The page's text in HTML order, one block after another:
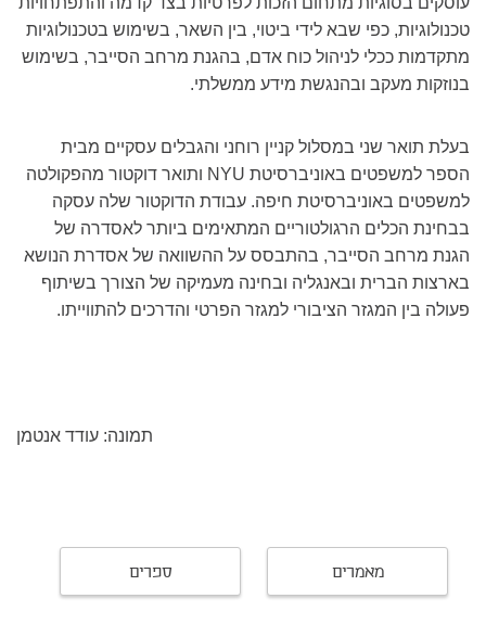
טכנולוגיות, כפי שבא לידי ביטוי, בין השאר, בשימוש בטכנולוגיות
מתקדמות ככלי לניהול כוח אדם, בהגנת מרחב הסייבר, בשימוש
בנוזקות מעקב ובהנגשת מידע ממשלתי.
בעלת תואר שני במסלול קניין רוחני והגבלים עסקיים מבית
הספר למשפטים באוניברסיטת NYU ותואר דוקטור מהפקולטה
למשפטים באוניברסיטת חיפה. עבודת הדוקטור שלה עסקה
בבחינת הכלים הרגולטוריים המתאימים ביותר לאסדרה של
הגנת מרחב הסייבר, בהתבסס על ההשוואה של אסדרת הנושא
בארצות הברית ובאנגליה ובחינה מעמיקה של הצורך בשיתוף
פעולה בין המגזר הציבורי למגזר הפרטי והדרכים להתווייתו.
תמונה: עודד אנטמן
מאמרים ספרים